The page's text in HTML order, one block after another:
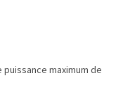
puissance maximum de